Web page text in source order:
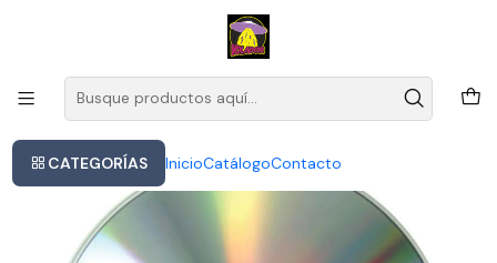
CATEGORÍAS InicioCatálogoContacto
Este es el texto del slide